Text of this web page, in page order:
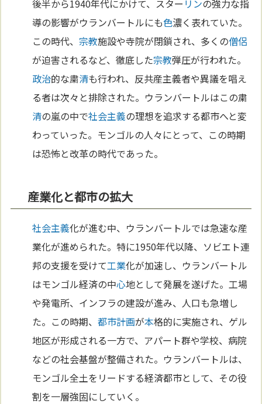
後半から1940年代にかけて、スター リンの強力な指
導の影響がウランバートルにも色濃く表れていた。
この時代、 宗教施設や寺院が閉鎖され、多くの僧侶
が迫害されるなど、徹底した宗教弾圧が行われた。
政治的な粛清も行われ、反共産主義者や異議を唱え
る者は次々と排除された。ウランバートルはこの粛
清の嵐の中で社会主義の理想を追求する都市へと変
わっていった。モンゴルの人々にとって、この時期
は恐怖と改革の時代であった。
産業化と都市の拡大
社会主義化が進む中、ウランバートルでは急速な産
業化が進められた。特に1950年代以降、ソビエト連
邦の支援を受けて工業化が加速し、ウランバートル
はモンゴル経済の中心地として発展を遂げた。工場
や発電所、インフラの建設が進み、人口も急増し
た。この時期、都市計画が本格的に実施され、ゲル
地区が形成される一方で、アパート群や学校、病院
などの社会基盤が整備された。ウランバートルは、
モンゴル全土をリードする経済都市として、その役
割を一層強固にしていく。